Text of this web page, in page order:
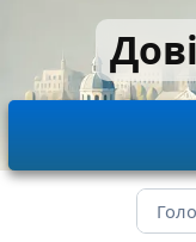
Перейти до